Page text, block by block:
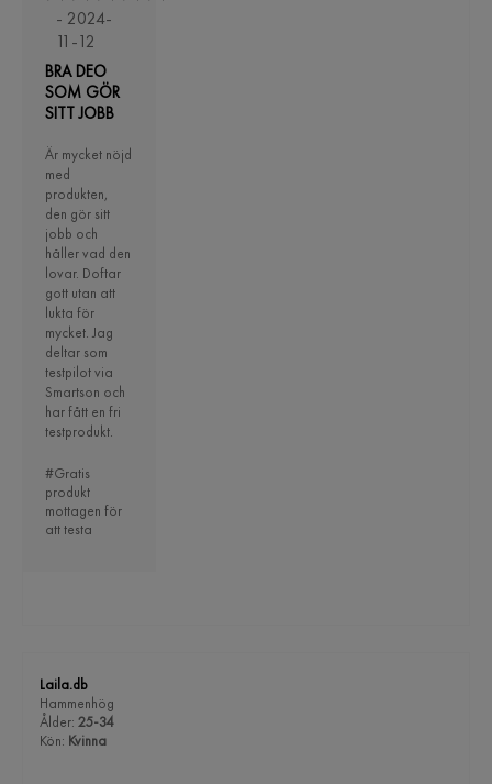
- 2024-
11-12
BRA DEO
SOM GÖR
SITT JOBB
Är mycket nöjd
med
produkten,
den gör sitt
jobb och
håller vad den
lovar. Doftar
gott utan att
lukta för
mycket. Jag
deltar som
testpilot via
Smartson och
har fått en fri
testprodukt.
#Gratis
produkt
mottagen för
att testa
Laila.db
Hammenhög
Ålder: 25-34
Kön: Kvinna